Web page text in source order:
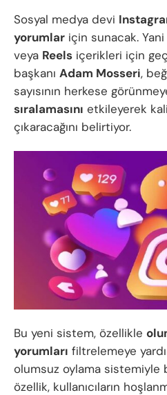
Sosyal medya devi
yorumlar için sunacak.
veya Reels içerikleri için
başkanı Adam Mosseri,
sayısının herkese
sıralamasını etkileyerek
çıkaracağını belirtiyor.
Bu yeni sistem, özellikle
yorumları filtrelemeye
olumsuz oylama sistemiyle
özellik, kullanıcıların